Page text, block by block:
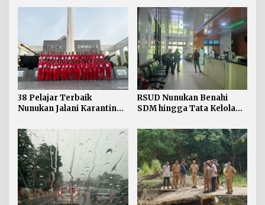
38 Pelajar Terbaik
Nunukan Jalani Karantina,
di HUT RI ke-81
RSUD Nunukan Benahi
SDM hingga Tata Kelola